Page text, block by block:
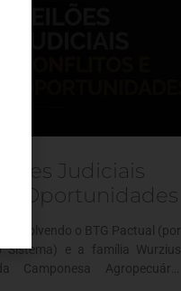
Judiciais
e Oportunidades
envolvendo o BTG Pactual (por
Sistema) e a família Wurzius
Camponesa Agropecuária